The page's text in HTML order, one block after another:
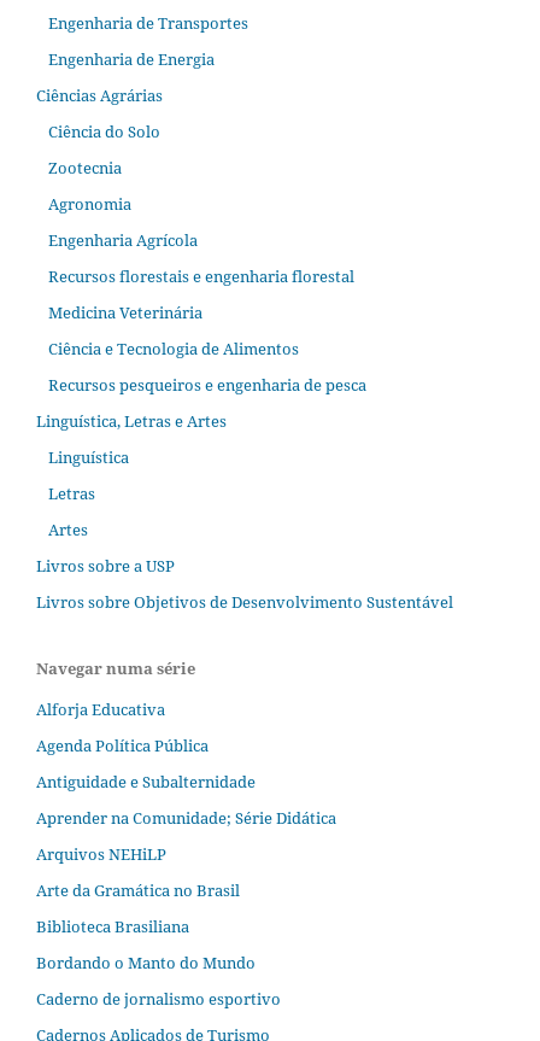
Engenharia de Transportes
Engenharia de Energia
Ciências Agrárias
Ciência do Solo
Zootecnia
Agronomia
Engenharia Agrícola
Recursos florestais e engenharia florestal
Medicina Veterinária
Ciência e Tecnologia de Alimentos
Recursos pesqueiros e engenharia de pesca
Linguística, Letras e Artes
Linguística
Letras
Artes
Livros sobre a USP
Livros sobre Objetivos de Desenvolvimento Sustentável
Navegar numa série
Alforja Educativa
Agenda Política Pública
Antiguidade e Subalternidade
Aprender na Comunidade; Série Didática
Arquivos NEHiLP
Arte da Gramática no Brasil
Biblioteca Brasiliana
Bordando o Manto do Mundo
Caderno de jornalismo esportivo
Cadernos Aplicados de Turismo